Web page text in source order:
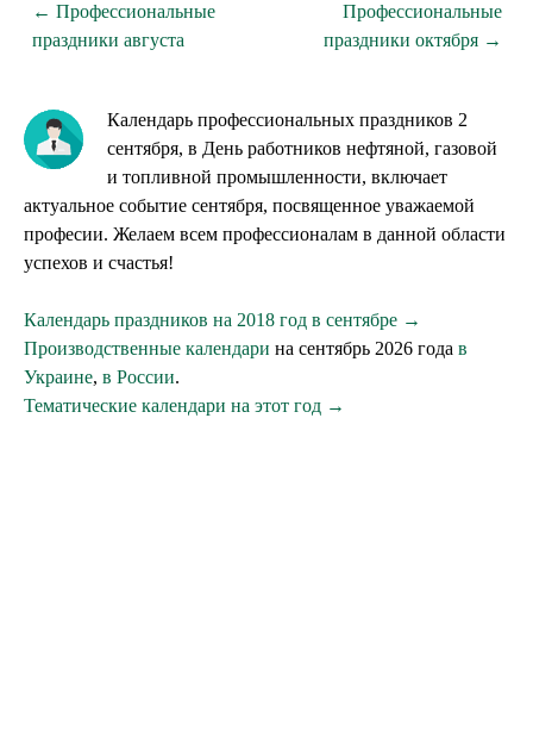
← Профессиональные
праздники августа
Профессиональные
праздники октября →
Календарь профессиональных праздников 2
сентября, в День работников нефтяной, газовой
и топливной промышленности, включает
актуальное событие сентября, посвященное уважаемой
професии. Желаем всем профессионалам в данной области
успехов и счастья!
Календарь праздников на 2018 год в сентябре →
Производственные календари на сентябрь 2026 года в
Украине, в России.
Тематические календари на этот год →